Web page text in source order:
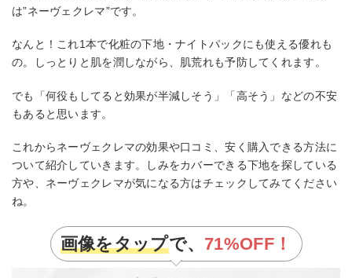
は”ネーヴェクレマ”です。
なんと！これ1本で化粧の下地・ナイトパックにも使える優れも
の。しっとりと肌を潤しながら、肌荒れも予防してくれます。
でも「何役もしてると効果が半減しそう」「高そう」などの不安
もあると思います。
これからネーヴェクレマの効果や口コミ、安く購入できる方法に
ついて紹介していきます。しみをカバーできる下地を探している
方や、ネーヴェクレマが気になる方はチェックしてみてください
ね。
画像をタップで、 71%OFF！